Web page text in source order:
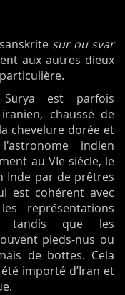
sur ou svar
aux autres dieux
est parfois
chaussé de
chevelure dorée et
indien
au VIe siècle, le
Inde par de prêtres
est cohérent avec
représentations
tandis que les
pieds-nus ou
de bottes. Cela
importé d’Iran et